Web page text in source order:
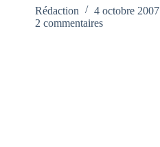
Rédaction
4 octobre 2007
2 commentaires